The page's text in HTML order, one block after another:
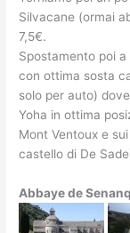
Silvacane (ormai
7,5€.
Spostamento poi a
con ottima sosta
solo per auto)
Yoha in ottima
Mont Ventoux e
castello di De
Abbaye de